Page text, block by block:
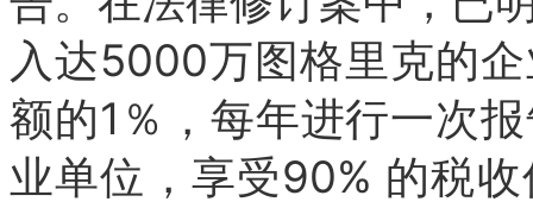
入达5000万图格里克的
额的1％，每年进行一次
业单位，享受90% 的税